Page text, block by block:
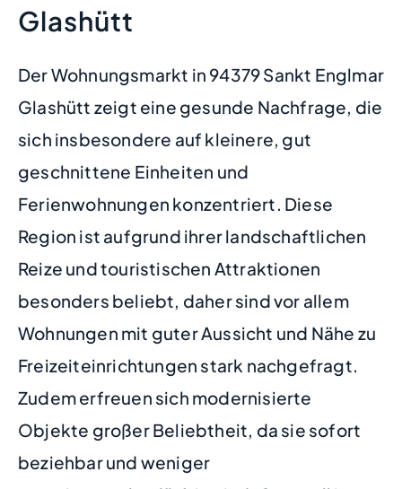
Glashütt
Der Wohnungsmarkt in 94379 Sankt Englmar
Glashütt zeigt eine gesunde Nachfrage, die
sich insbesondere auf kleinere, gut
geschnittene Einheiten und
Ferienwohnungen konzentriert. Diese
Region ist aufgrund ihrer landschaftlichen
Reize und touristischen Attraktionen
besonders beliebt, daher sind vor allem
Wohnungen mit guter Aussicht und Nähe zu
Freizeiteinrichtungen stark nachgefragt.
Zudem erfreuen sich modernisierte
Objekte großer Beliebtheit, da sie sofort
beziehbar und weniger